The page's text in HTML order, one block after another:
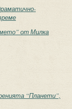
от Милка
“Планети”,